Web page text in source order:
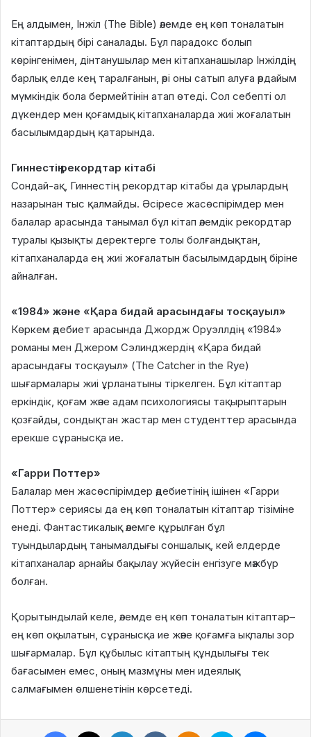
Ең алдымен, Інжіл (The Bible) әлемде ең көп тоналатын
кітаптардың бірі саналады. Бұл парадокс болып
көрінгенімен, дінтанушылар мен кітапханашылар Інжілдің
барлық елде кең таралғанын, әрі оны сатып алуға әрдайым
мүмкіндік бола бермейтінін атап өтеді. Сол себепті ол
дүкендер мен қоғамдық кітапханаларда жиі жоғалатын
басылымдардың қатарында.
Гиннестің рекордтар кітабі
Сондай-ақ, Гиннестің рекордтар кітабы да ұрылардың
назарынан тыс қалмайды. Әсіресе жасөспірімдер мен
балалар арасында танымал бұл кітап әлемдік рекордтар
туралы қызықты деректерге толы болғандықтан,
кітапханаларда ең жиі жоғалатын басылымдардың біріне
айналған.
«1984» және «Қара бидай арасындағы тосқауыл»
Көркем әдебиет арасында Джордж Оруэллдің «1984»
романы мен Джером Сэлинджердің «Қара бидай
арасындағы тосқауыл» (The Catcher in the Rye)
шығармалары жиі ұрланатыны тіркелген. Бұл кітаптар
еркіндік, қоғам және адам психологиясы тақырыптарын
қозғайды, сондықтан жастар мен студенттер арасында
ерекше сұранысқа ие.
«Гарри Поттер»
Балалар мен жасөспірімдер әдебиетінің ішінен «Гарри
Поттер» сериясы да ең көп тоналатын кітаптар тізіміне
енеді. Фантастикалық әлемге құрылған бұл
туындылардың танымалдығы соншалық, кей елдерде
кітапханалар арнайы бақылау жүйесін енгізуге мәжбүр
болған.
Қорытындылай келе, әлемде ең көп тоналатын кітаптар–
ең көп оқылатын, сұранысқа ие және қоғамға ықпалы зор
шығармалар. Бұл құбылыс кітаптың құндылығы тек
бағасымен емес, оның мазмұны мен идеялық
салмағымен өлшенетінін көрсетеді.
Facebook LinkedIn VKontakteOdnoklassniki
Skype